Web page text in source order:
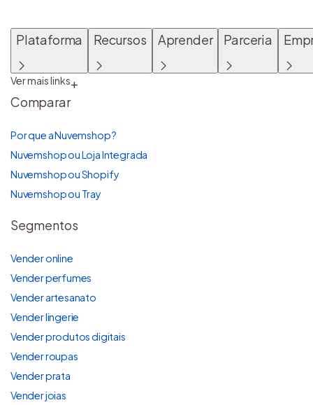
Plataforma Recursos Aprender Parceria
Ver mais links+
Comparar
Por que a Nuvemshop?
Nuvemshop ou Loja Integrada
Nuvemshop ou Shopify
Nuvemshop ou Tray
Segmentos
Vender online
Vender perfumes
Vender artesanato
Vender lingerie
Vender produtos digitais
Vender roupas
Vender prata
Vender joias